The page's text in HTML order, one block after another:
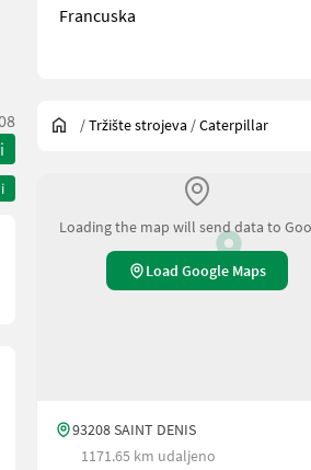
Francuska
/Tržište strojeva /Caterpillar
Loading the map will send data to
Load Google Maps
93208 SAINT DENIS
1171.65 km udaljeno